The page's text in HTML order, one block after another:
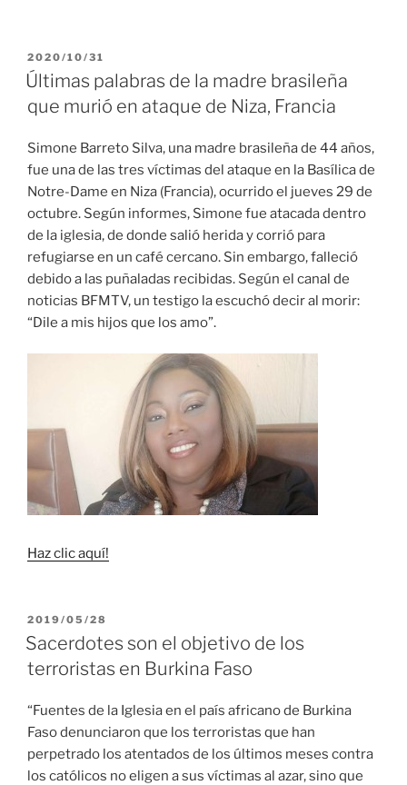
PUBLICADO
EL
2020/10/31
Últimas palabras de la madre brasileña
que murió en ataque de Niza, Francia
Simone Barreto Silva, una madre brasileña de 44 años,
fue una de las tres víctimas del ataque en la Basílica de
Notre-Dame en Niza (Francia), ocurrido el jueves 29 de
octubre. Según informes, Simone fue atacada dentro
de la iglesia, de donde salió herida y corrió para
refugiarse en un café cercano. Sin embargo, falleció
debido a las puñaladas recibidas. Según el canal de
noticias BFMTV, un testigo la escuchó decir al morir:
“Dile a mis hijos que los amo”.
Haz clic aquí!
PUBLICADO
EL
2019/05/28
Sacerdotes son el objetivo de los
terroristas en Burkina Faso
“Fuentes de la Iglesia en el país africano de Burkina
Faso denunciaron que los terroristas que han
perpetrado los atentados de los últimos meses contra
los católicos no eligen a sus víctimas al azar, sino que